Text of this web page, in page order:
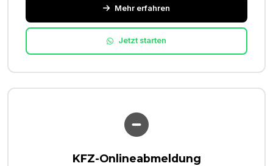
Mehr erfahren
Jetzt starten
KFZ-Onlineabmeldung